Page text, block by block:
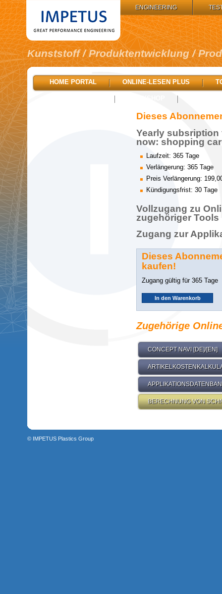
Kunststoff / Produktentwicklung /
Dieses
Yearly
now: shopping
Laufzeit: 365 Tage
Verlängerung: 365 Tage
Preis Verlängerung:
Kündigungsfrist: 30 Tage
Vollzugang zu
zugehöriger Tools
Zugang zur
Dieses
kaufen!
Zugang gültig für 365 Tage
Zugehörige
CONCEPT NAVI [DE]/[EN]
BERECHNUNG VON
© IMPETUS Plastics Group
HOME PORTAL ONLINE-LESEN PLUS
ENGINEERING